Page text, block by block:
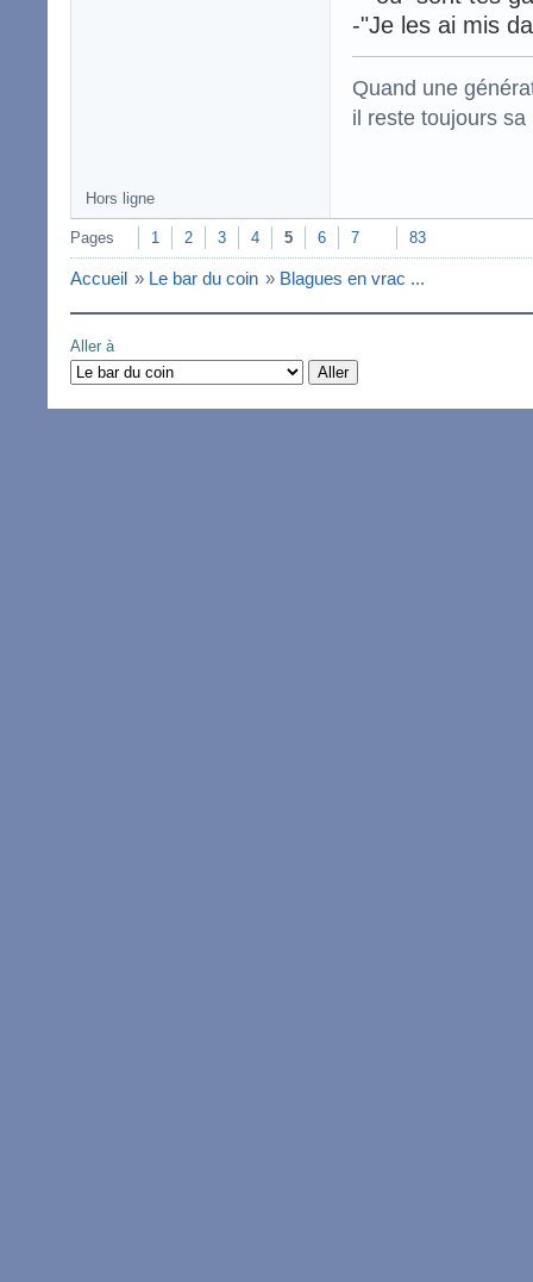
-"Je les ai mis
Quand une
il reste
Hors ligne
Pages 1 2 3 4 5 6 7 83
Accueil » Le bar du coin » Blagues en vrac ...
Aller à